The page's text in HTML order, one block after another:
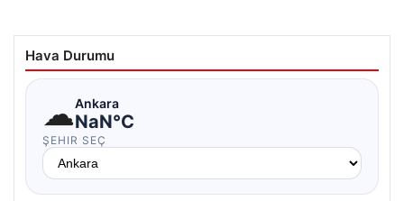
Hava Durumu
☁Ankara
NaN°C
ŞEHIR SEÇ